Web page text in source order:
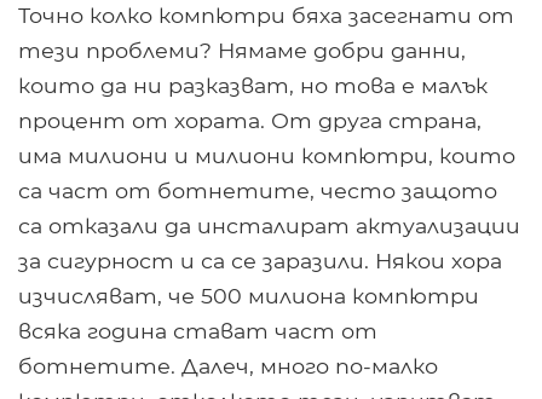
Точно колко компютри бяха засегнати от
тези проблеми? Нямаме добри данни,
които да ни разказват, но това е малък
процент от хората. От друга страна,
има милиони и милиони компютри, които
са част от ботнетите, често защото
са отказали да инсталират актуализации
за сигурност и са се заразили. Някои хора
изчисляват, че 500 милиона компютри
всяка година стават част от
ботнетите. Далеч, много по-малко